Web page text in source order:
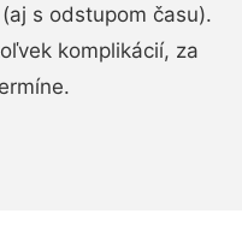
s odstupom času).
komplikácií, za